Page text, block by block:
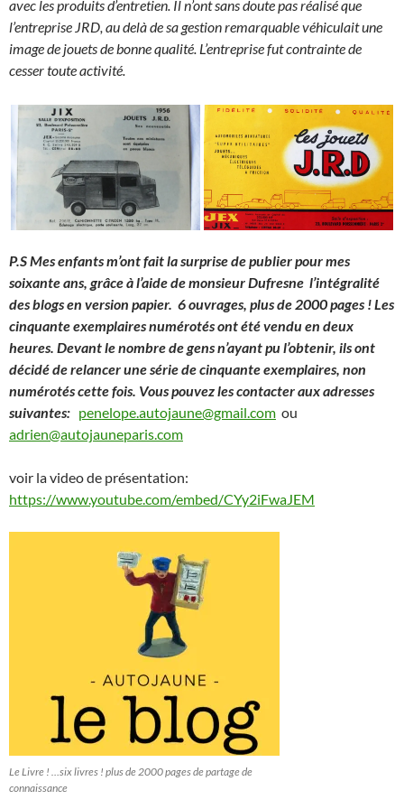
avec les produits d’entretien. Il n’ont sans doute pas réalisé que
l’entreprise JRD, au delà de sa gestion remarquable véhiculait une
image de jouets de bonne qualité. L’entreprise fut contrainte de
cesser toute activité.
P.S Mes enfants m’ont fait la surprise de publier pour mes
soixante ans, grâce à l’aide de monsieur Dufresne l’intégralité
des blogs en version papier. 6 ouvrages, plus de 2000 pages ! Les
cinquante exemplaires numérotés ont été vendu en deux
heures. Devant le nombre de gens n’ayant pu l’obtenir, ils ont
décidé de relancer une série de cinquante exemplaires, non
numérotés cette fois. Vous pouvez les contacter aux adresses
suivantes: penelope.autojaune@gmail.com ou
adrien@autojauneparis.com
voir la video de présentation:
https://www.youtube.com/embed/CYy2iFwaJEM
Le Livre ! …six livres ! plus de 2000 pages de partage de
connaissance